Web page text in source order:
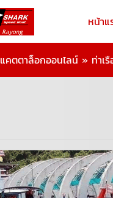
หน้าแ
แคตตาล็อกออนไลน์ » ท่าเ